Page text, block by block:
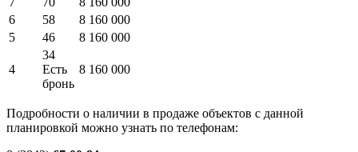
6
58
8 160 000
5
46 8 160 000
4
34
Есть
бронь
8 160 000
Подробности о наличии в продаже объектов с данной
планировкой можно узнать по телефонам: